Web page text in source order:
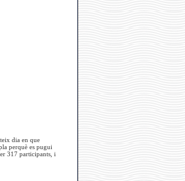
dia en que
perquè es pugui
317 participants, i